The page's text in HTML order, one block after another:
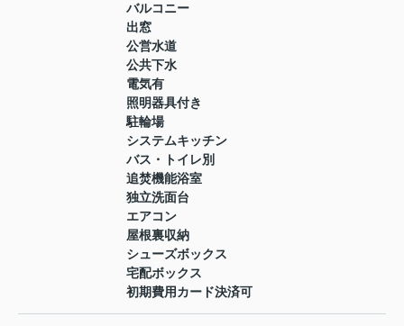
バルコニー
出窓
公営水道
公共下水
電気有
照明器具付き
駐輪場
システムキッチン
バス・トイレ別
追焚機能浴室
独立洗面台
エアコン
屋根裏収納
シューズボックス
宅配ボックス
初期費用カード決済可